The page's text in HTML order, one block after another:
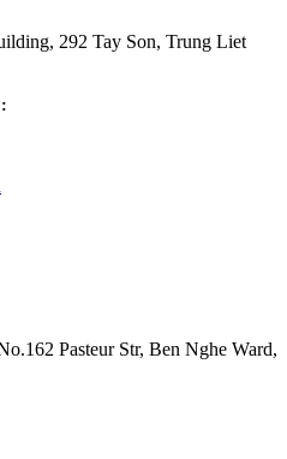
292 Tay Son, Trung Liet
Pasteur Str, Ben Nghe Ward,